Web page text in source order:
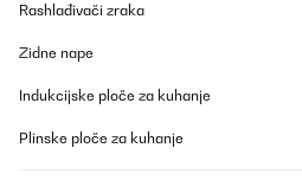
Rashlađivači zraka
Zidne nape
Indukcijske ploče za kuhanje
Plinske ploče za kuhanje